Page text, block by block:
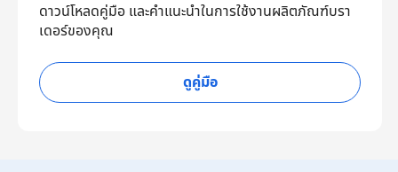
ดาวน์โหลดคู่มือ และคำแนะนำในการใช้งานผลิตภัณฑ์บรา
เดอร์ของคุณ
ดูคู่มือ